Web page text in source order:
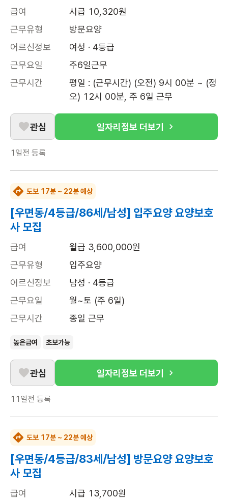
급여
시급 10,320원
근무유형
방문요양
어르신정보
여성 · 4등급
근무요일
주6일근무
근무시간
평일 : (근무시간) (오전) 9시 00분 ~ (정
오) 12시 00분, 주 6일 근무
관심 일자리정보 더보기
1일전 등록
도보 17분 ~ 22분 예상
[우면동/4등급/86세/남성] 입주요양 요양보호
사 모집
급여
월급 3,600,000원
근무유형
입주요양
어르신정보
남성 · 4등급
근무요일
월~토 (주 6일)
근무시간
종일 근무
높은급여 초보가능
관심 일자리정보 더보기
11일전 등록
도보 17분 ~ 22분 예상
[우면동/4등급/83세/남성] 방문요양 요양보호
사 모집
급여
시급 13,700원